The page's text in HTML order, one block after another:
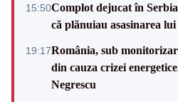
15:50Complot dejucat în
că plănuiau asasinarea
19:17România, sub
din cauza crizei
Negrescu